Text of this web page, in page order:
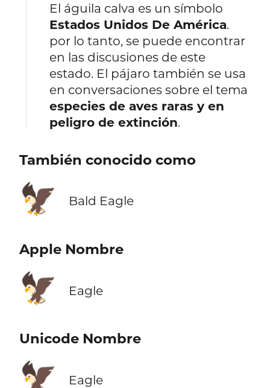
El águila calva es un símbolo
Estados Unidos De América.
por lo tanto, se puede encontrar
en las discusiones de este
estado. El pájaro también se usa
en conversaciones sobre el tema
especies de aves raras y en
peligro de extinción.
También conocido como
🦅 Bald Eagle
Apple Nombre
🦅 Eagle
Unicode Nombre
🦅 Eagle